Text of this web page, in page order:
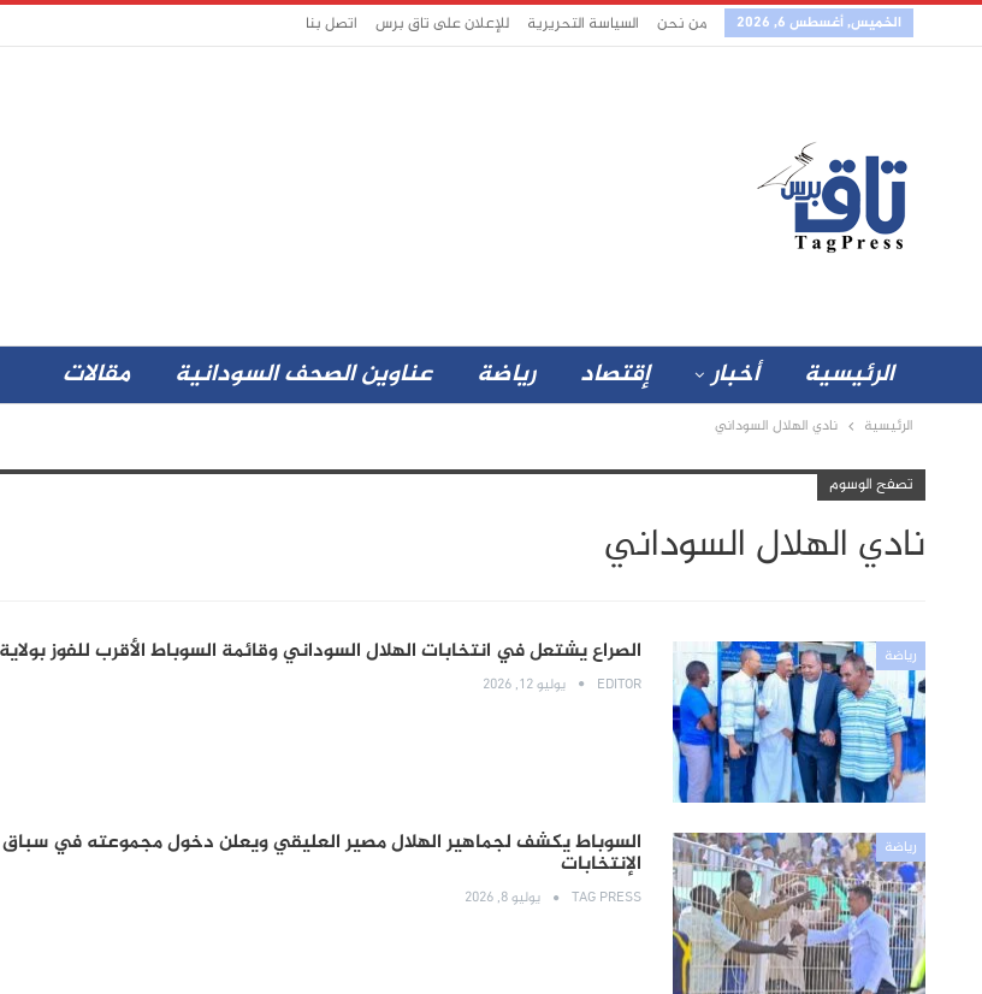
الخميس, أغسطس 6, 2026 من نحن السياسة التحريرية للإعلان على تاق برس اتصل بنا
الرئيسية أخبار إقتصاد رياضة عناوين الصحف السودانية مقالات
الرئيسية نادي الهلال السوداني
تصفح الوسوم
نادي الهلال السوداني
رياضة الصراع يشتعل في انتخابات الهلال السوداني وقائمة السوباط الأقرب للفوز
EDITOR يوليو 12, 2026
رياضة السوباط يكشف لجماهير الهلال مصير العليقي ويعلن دخول مجموعته في سباق
الإنتخابات
TAG PRESS يوليو 8, 2026